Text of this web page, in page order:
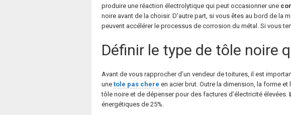
produire une réaction électrolytique qui peut occasionner une
noire avant de la choisir. D’autre part, si vous êtes au bord de la
peuvent accélérer le processus de corrosion du métal. Si vous
Définir le type de tôle noire
Avant de vous rapprocher d’un vendeur de toitures, il est
une tole pas chere en acier brut. Outre la dimension, la forme
tôle noire et de dépenser pour des factures d’électricité élevées.
énergétiques de 25%.